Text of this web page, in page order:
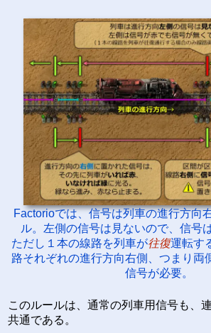
Factorioでは、信号は列車の進行方向
ル。左側の信号は見ないので、信号
ただし１本の線路を列車が往復運転す
路それぞれの進行方向右側、つまり両
信号が必要。
このルールは、通常の列車用信号も、
共通である。